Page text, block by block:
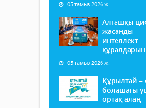
05 тамыз 2026 ж.
Алғашқы
жасанды
интеллект
05 тамыз 2026 ж.
Құрылтай –
болашағы
ортақ алаң